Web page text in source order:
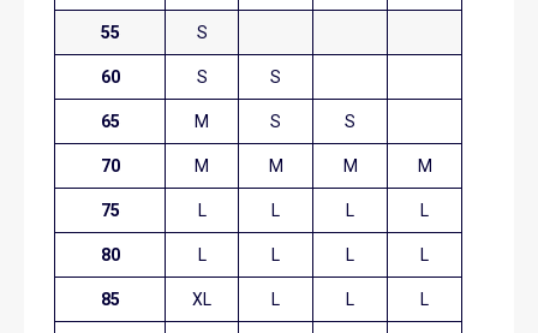
55 S
60 S S
65 M S S
70 M M M M
75 L L L L
80 L L L L
85 XL L L L